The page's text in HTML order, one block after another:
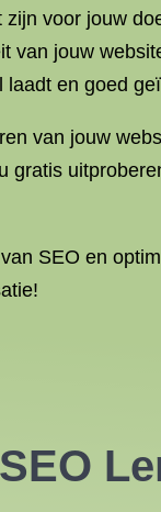
voor jouw
van jouw
en goed
van jouw
SEO en